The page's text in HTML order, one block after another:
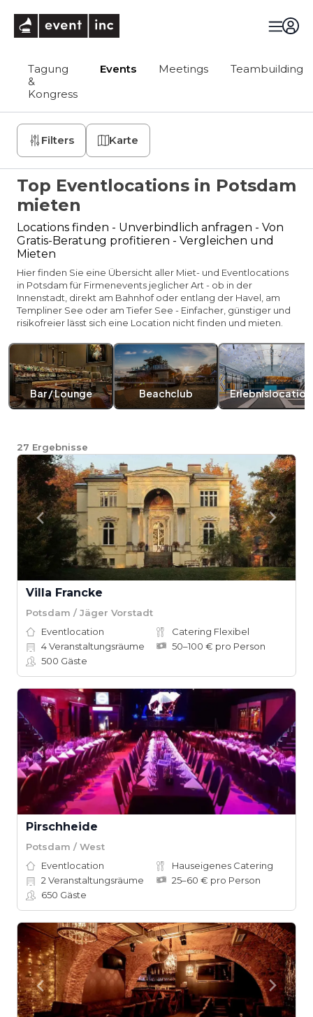
Tagung
&
Kongress
Events Meetings Teambuilding
Filters Karte
Top Eventlocations in Potsdam
mieten
Locations finden - Unverbindlich anfragen - Von
Gratis-Beratung profitieren - Vergleichen und
Mieten
Hier finden Sie eine Übersicht aller Miet- und Eventlocations
in Potsdam für Firmenevents jeglicher Art - ob in der
Innenstadt, direkt am Bahnhof oder entlang der Havel, am
Templiner See oder am Tiefer See - Einfacher, günstiger und
risikofreier lässt sich eine Location nicht finden und mieten.
Bar / Lounge Beachclub Erlebnislocation
27 Ergebnisse
Villa Francke
Potsdam / Jäger Vorstadt
Eventlocation
Catering Flexibel
4Veranstaltungsräume
50–100 € pro Person
500 Gäste
Pirschheide
Potsdam / West
Eventlocation
Hauseigenes Catering
2 Veranstaltungsräume
25–60 € pro Person
650 Gäste